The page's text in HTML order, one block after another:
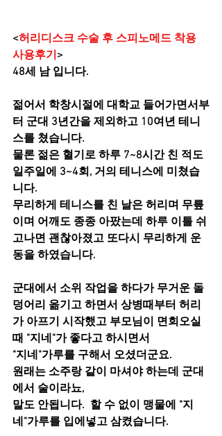
<허리디스크 수술 후 스피노메드 착용
사용후기 >
48세 남 입니다.
젊어서 학창시절에 대학교 들어가면서부
터 군대 3년간을 제외하고 10여년 테니
스를 쳤습니다.
물론 젊은 혈기로 하루 7~8시간 친 적도
일주일에 3~4회, 거의 테니스에 미쳤습
니다.
무리하게 테니스를 친 날은 허리며 무릎
이며 어깨도 종종 아팠는데 하루 이틀 쉬
고나면 괜찮아졌고 또다시 무리하게 운
동을 하였습니다.
군대에서 소위 작업을 하다가 무거운 돌
덩어리 옮기고 하면서 상병때부터 허리
가 아프기 시작했고 부모님이 면회오실
때 "지네"가 좋다고 하시면서
"지네"가루를 구해서 오셨더군요.
원래는 소주랑 같이 마셔야 하는데 군대
에서 술이라뇨,
말도 안됩니다.  할 수 없이 맹물에 "지
네"가루를 입에넣고 삼켰습니다.